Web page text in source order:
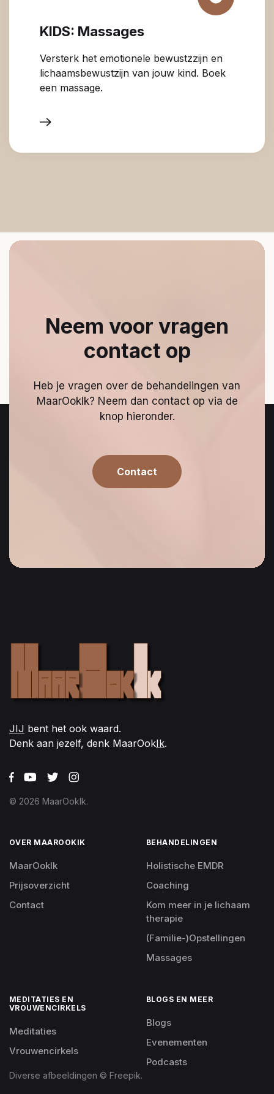
KIDS: Massages
Versterk het emotionele bewustzzijn en
lichaamsbewustzijn van jouw kind. Boek
een massage.
Neem voor vragen
contact op
Heb je vragen over de behandelingen van
MaarOokIk? Neem dan contact op via de
knop hieronder.
Contact
JIJ bent het ook waard.
Denk aan jezelf, denk MaarOokIk.
© 2026 MaarOokIk.
OVER MAAROOKIK
MaarOokIk
Prijsoverzicht
Contact
BEHANDELINGEN
Holistische EMDR
Coaching
Kom meer in je lichaam
therapie
(Familie-)Opstellingen
Massages
MEDITATIES EN
VROUWENCIRKELS
Meditaties
Vrouwencirkels
BLOGS EN MEER
Blogs
Evenementen
Podcasts
Diverse afbeeldingen © Freepik.